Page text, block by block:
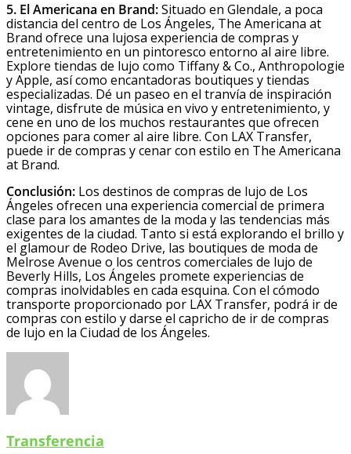
5. El Americana en Brand:Situado en Glendale, a poca
distancia del centro de Los Ángeles, The Americana at
Brand ofrece una lujosa experiencia de compras y
entretenimiento en un pintoresco entorno al aire libre.
Explore tiendas de lujo como Tiffany & Co., Anthropologie
y Apple, así como encantadoras boutiques y tiendas
especializadas. Dé un paseo en el tranvía de inspiración
vintage, disfrute de música en vivo y entretenimiento, y
cene en uno de los muchos restaurantes que ofrecen
opciones para comer al aire libre. Con LAX Transfer,
puede ir de compras y cenar con estilo en The Americana
at Brand.
Conclusión: Los destinos de compras de lujo de Los
Ángeles ofrecen una experiencia comercial de primera
clase para los amantes de la moda y las tendencias más
exigentes de la ciudad. Tanto si está explorando el brillo y
el glamour de Rodeo Drive, las boutiques de moda de
Melrose Avenue o los centros comerciales de lujo de
Beverly Hills, Los Ángeles promete experiencias de
compras inolvidables en cada esquina. Con el cómodo
transporte proporcionado por LAX Transfer, podrá ir de
compras con estilo y darse el capricho de ir de compras
de lujo en la Ciudad de los Ángeles.
Transferencia